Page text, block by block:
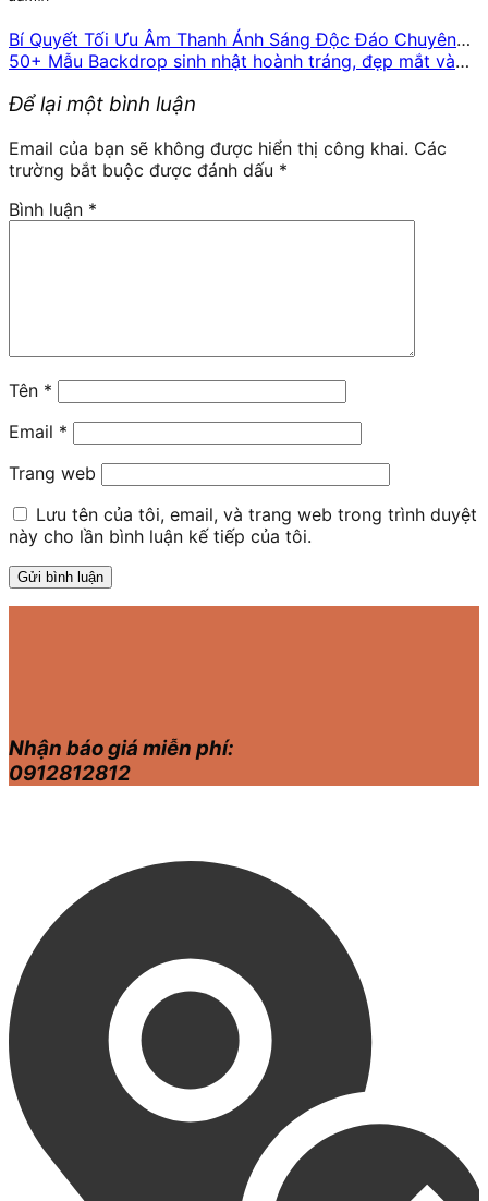
Bí Quyết Tối Ưu Âm Thanh Ánh Sáng Độc Đáo Chuyên
Nghiệp
50+ Mẫu Backdrop sinh nhật hoành tráng, đẹp mắt và
Để lại một bình luận
Email của bạn sẽ không được hiển thị công khai. Các
trường bắt buộc được đánh dấu *
Bình luận *
Tên *
Email *
Trang web
Lưu tên của tôi, email, và trang web trong trình duyệt
này cho lần bình luận kế tiếp của tôi.
Nhận báo giá miễn phí:
0912812812